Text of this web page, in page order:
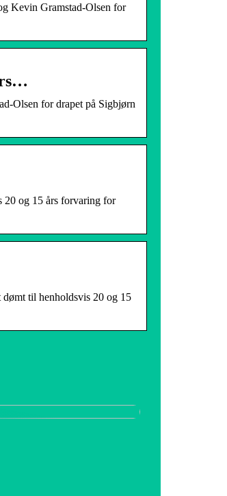
Kevin Gramstad-Olsen for
Olsen for drapet på Sigbjørn
og 15 års forvaring for
til henholdsvis 20 og 15